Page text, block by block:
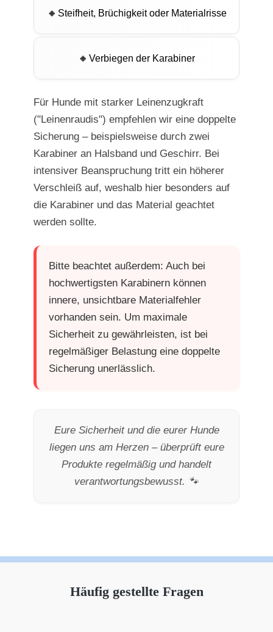
Steifheit, Brüchigkeit oder Materialrisse
Verbiegen der Karabiner
Für Hunde mit starker Leinenzugkraft
("Leinenraudis") empfehlen wir eine doppelte
Sicherung – beispielsweise durch zwei
Karabiner an Halsband und Geschirr. Bei
intensiver Beanspruchung tritt ein höherer
Verschleiß auf, weshalb hier besonders auf
die Karabiner und das Material geachtet
werden sollte.
Bitte beachtet außerdem: Auch bei
hochwertigsten Karabinern können
innere, unsichtbare Materialfehler
vorhanden sein. Um maximale
Sicherheit zu gewährleisten, ist bei
regelmäßiger Belastung eine doppelte
Sicherung unerlässlich.
Eure Sicherheit und die eurer Hunde
liegen uns am Herzen – überprüft eure
Produkte regelmäßig und handelt
verantwortungsbewusst. 🐾
Häufig gestellte Fragen